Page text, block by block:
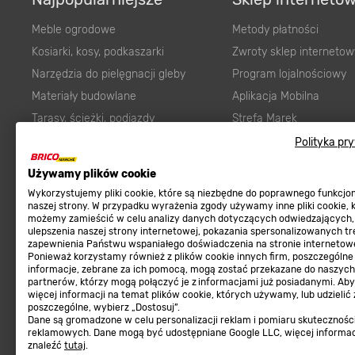
Polityka
Używamy plików cookie
Wykorzystujemy pliki cookie, które są niezbędne do poprawnego
naszej strony. W przypadku wyrażenia zgody używamy inne pliki cookie,
możemy zamieścić w celu analizy danych dotyczących odwiedzających,
ulepszenia naszej strony internetowej, pokazania spersonalizowanych
zapewnienia Państwu wspaniałego doświadczenia na stronie
Ponieważ korzystamy również z plików cookie innych firm, poszczególne
informacje, zebrane za ich pomocą, mogą zostać przekazane do naszych
partnerów, którzy mogą połączyć je z informacjami już posiadanymi.
więcej informacji na temat plików cookie, których używamy, lub udzielić
poszczególne, wybierz „Dostosuj”.
Dane są gromadzone w celu personalizacji reklam i pomiaru
reklamowych. Dane mogą być udostępniane Google LLC, więcej
znaleźć tutaj.
Meble ogrodowe
Kosiarki, kosy, podkaszarki
Narzędzia do pielęgnacji gleby
Materiały budowlane
Tarasy, ścieżki, podjazdy
Karma dla psa
Farby wewnętrzne białe
Elektryka
Panele
Elektronarzędzia
Płytki
Panele podłogowe
Płyty OSB/HDF
Metody płatności
Zwroty sklep
Program lojalnościowy
Aplikacja Mobilna
Strefa Marek
zgodności towaru z
Program Brico PRO
Regulaminy
Regulaminy
Polityka prywatności